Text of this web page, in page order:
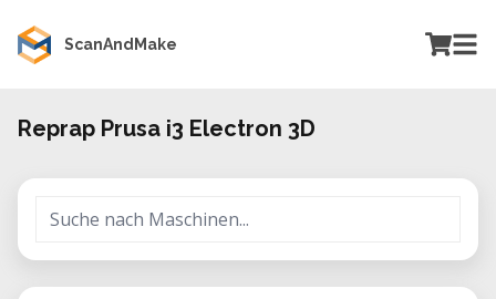
ScanAndMake
Reprap Prusa i3 Electron 3D